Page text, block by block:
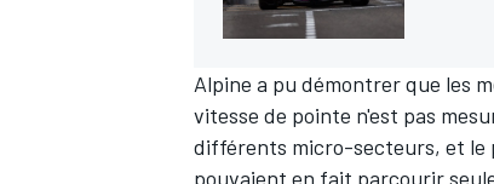
Alpine a pu démontrer que les
vitesse de pointe n'est pas
différents micro-secteurs, et le
pouvaient en fait parcourir